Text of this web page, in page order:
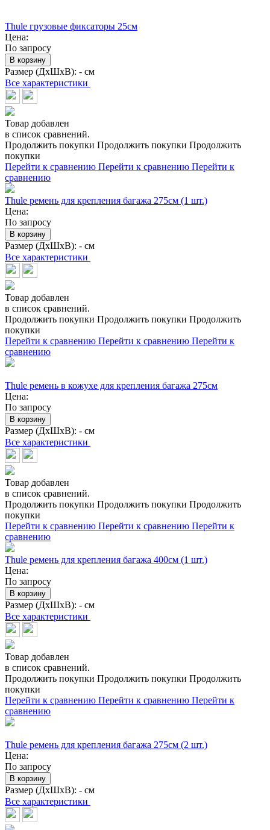
Thule грузовые фиксаторы 25см
Цена:
По запросу
В корзину
Размер (ДхШхВ): - см
Все характеристики
Товар добавлен
в список сравнений.
Продолжить покупки Продолжить покупки Продолжить
покупки
Перейти к сравнению Перейти к сравнению Перейти к
сравнению
Thule ремень для крепления багажа 275см (1 шт.)
Цена:
По запросу
В корзину
Размер (ДхШхВ): - см
Все характеристики
Товар добавлен
в список сравнений.
Продолжить покупки Продолжить покупки Продолжить
покупки
Перейти к сравнению Перейти к сравнению Перейти к
сравнению
Thule ремень в кожухе для крепления багажа 275см
Цена:
По запросу
В корзину
Размер (ДхШхВ): - см
Все характеристики
Товар добавлен
в список сравнений.
Продолжить покупки Продолжить покупки Продолжить
покупки
Перейти к сравнению Перейти к сравнению Перейти к
сравнению
Thule ремень для крепления багажа 400см (1 шт.)
Цена:
По запросу
В корзину
Размер (ДхШхВ): - см
Все характеристики
Товар добавлен
в список сравнений.
Продолжить покупки Продолжить покупки Продолжить
покупки
Перейти к сравнению Перейти к сравнению Перейти к
сравнению
Thule ремень для крепления багажа 275см (2 шт.)
Цена:
По запросу
В корзину
Размер (ДхШхВ): - см
Все характеристики